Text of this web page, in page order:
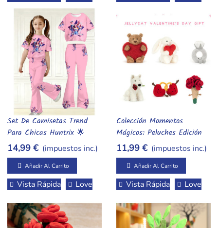
Añadir Al Carrito
Set De Camisetas Trend
Para Chicas Huntrix 🌟
Moda Primavera, Verano Y
Otoño
14,99 € (impuestos inc.)
Añadir Al Carrito
Vista Rápida Love
Añadir Al Carrito
Colección Momentos
Mágicos: Peluches Edición
Especial (Sant Jordi, San
Valentín Y Cumpleaños)
11,99 € (impuestos inc.)
Añadir Al Carrito
Vista Rápida Love